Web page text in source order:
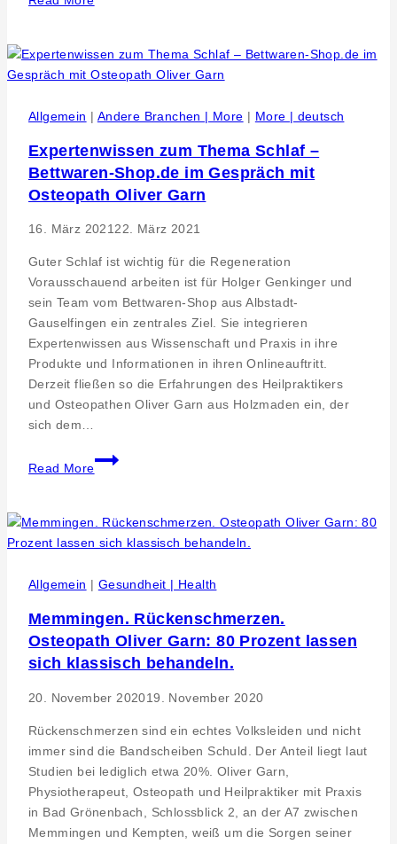
Grönenbach.
Behandlung
für
und
durch
Osteopath
Oliver
Allgemein | Andere Branchen | More | More | deutsch
Expertenwissen zum Thema Schlaf –
Bettwaren-Shop.de im Gespräch mit
Osteopath Oliver Garn
16. März 202122. März 2021
Guter Schlaf ist wichtig für die Regeneration
Vorausschauend arbeiten ist für Holger Genkinger und
sein Team vom Bettwaren-Shop aus Albstadt-
Gauselfingen ein zentrales Ziel. Sie integrieren
Expertenwissen aus Wissenschaft und Praxis in ihre
Produkte und Informationen in ihren Onlineauftritt.
Derzeit fließen so die Erfahrungen des Heilpraktikers
und Osteopathen Oliver Garn aus Holzmaden ein, der
sich dem…
Read More
Expertenwissen
zum
Schlaf
–
Shop.de
Gespräch
mit
Osteopath
Garn
Allgemein | Gesundheit | Health
Memmingen. Rückenschmerzen.
Osteopath Oliver Garn: 80 Prozent lassen
sich klassisch behandeln.
20. November 202019. November 2020
Rückenschmerzen sind ein echtes Volksleiden und nicht
immer sind die Bandscheiben Schuld. Der Anteil liegt laut
Studien bei lediglich etwa 20%. Oliver Garn,
Physiotherapeut, Osteopath und Heilpraktiker mit Praxis
in Bad Grönenbach, Schlossblick 2, an der A7 zwischen
Memmingen und Kempten, weiß um die Sorgen seiner